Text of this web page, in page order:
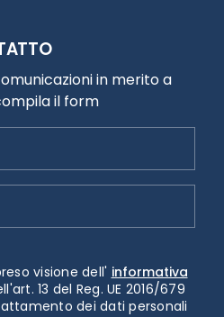
in merito a
il form
visione dell' informativa
13 del Reg. UE 2016/679
dei dati personali